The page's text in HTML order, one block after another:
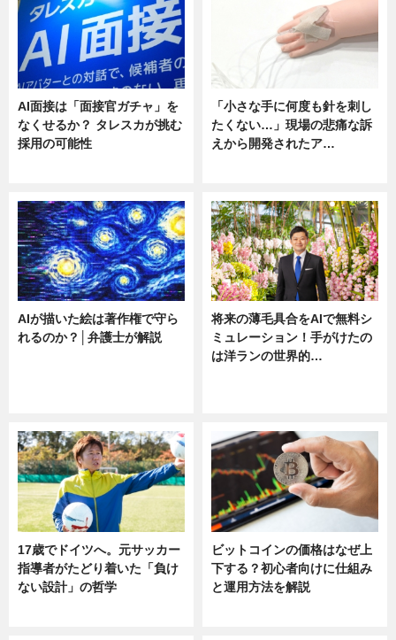
AI面接は「面接官ガチャ」を
なくせるか？ タレスカが挑む
採用の可能性
「小さな手に何度も針を刺し
たくない…」現場の悲痛な訴
えから開発されたア…
AIが描いた絵は著作権で守ら
れるのか？│弁護士が解説
将来の薄毛具合をAIで無料シ
ミュレーション！手がけたの
は洋ランの世界的…
17歳でドイツへ。元サッカー
指導者がたどり着いた「負け
ない設計」の哲学
ビットコインの価格はなぜ上
下する？初心者向けに仕組み
と運用方法を解説